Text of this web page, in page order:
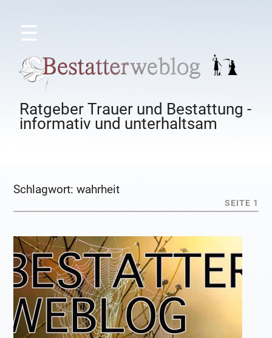
☰
Ratgeber Trauer und Bestattung -
informativ und unterhaltsam
Schlagwort:wahrheit
SEITE 1